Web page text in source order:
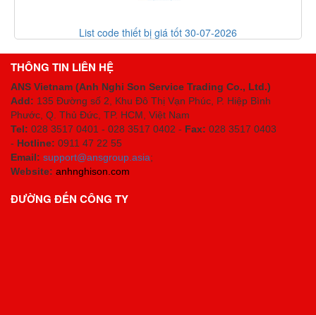
List code thiết bị giá tốt 30-07-2026
THÔNG TIN LIÊN HỆ
ANS Vietnam (Anh Nghi Son Service Trading Co., Ltd.)
Add: 135 Đường số 2, Khu Đô Thị Vạn Phúc, P. Hiệp Bình
Phước, Q. Thủ Đức, TP. HCM , Việt Nam
Tel: 028 3517 0401 - 028 3517 0402 - Fax: 028 3517 0403
- Hotline: 0911 47 22 55
Email: support@ansgroup.asia;
Website: anhnghison.com
ĐƯỜNG ĐẾN CÔNG TY